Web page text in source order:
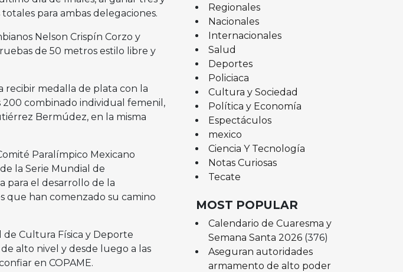
para ambas delegaciones.
Nelson Crispín Corzo y
de 50 metros estilo libre y
recibir medalla de plata con la
200 combinado individual femenil,
Bermúdez, en la misma
Paralímpico Mexicano
la Serie Mundial de
para el desarrollo de la
que han comenzado su camino
de Cultura Física y Deporte
alto nivel y desde luego a las
en COPAME.
Regionales
Nacionales
Internacionales
Salud
Deportes
Policiaca
Cultura y Sociedad
Política y Economía
Espectáculos
mexico
Ciencia Y Tecnología
Notas Curiosas
Tecate
MOST POPULAR
Calendario de Cuaresma y
Semana Santa 2026 (376)
Aseguran autoridades
armamento de alto poder